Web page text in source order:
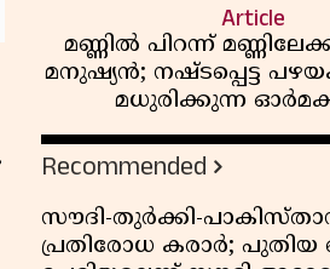
Article
മണ്ണിൽ പിറന്ന്
മനുഷ്യൻ; നഷ്ടപ്പെട്ട
മധുരിക്കുന്ന
Recommended
സൗദി-തുർക്കി-
പ്രതിരോധ കരാർ;